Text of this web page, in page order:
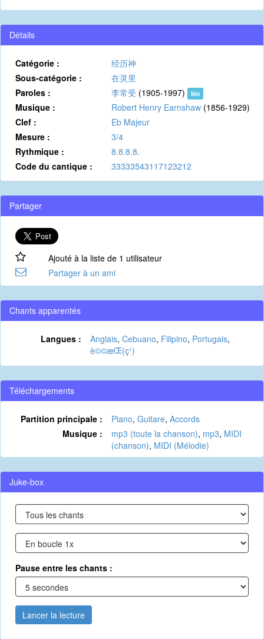
Détails
Catégorie :
经历神
Sous-catégorie :
在灵里
Paroles :
李常受 (1905-1997) bio
Musique : Robert Henry Earnshaw (1856-1929)
Clef :
Eb Majeur
Mesure :
3/4
Rythmique :
8.8.8.8.
Code du cantique :
33333543117123212
Partager
Ajouté à la liste de 1 utilisateur
Partager à un ami
Chants apparentés
Langues : Anglais, Cebuano, Filipino, Portugais,
è©©æ­Œ(ç¹)
Téléchargements
Partition principale : Piano, Guitare, Accords
Musique :
mp3 (toute la chanson), mp3, MIDI
(chanson), MIDI (Mélodie)
Juke-box
Pause entre les chants :
Lancer la lecture